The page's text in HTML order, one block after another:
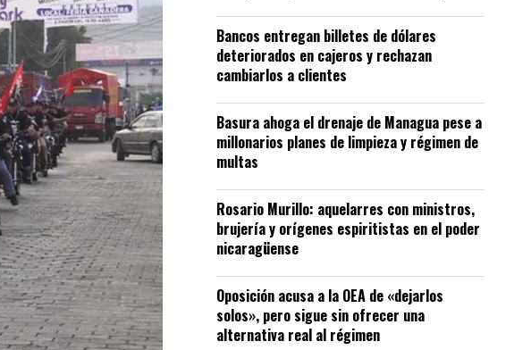
Bancos entregan billetes de dólares
deteriorados en cajeros y rechazan
cambiarlos a clientes
Basura ahoga el drenaje de Managua pese a
millonarios planes de limpieza y régimen de
multas
Rosario Murillo: aquelarres con ministros,
brujería y orígenes espiritistas en el poder
nicaragüense
Oposición acusa a la OEA de «dejarlos
solos», pero sigue sin ofrecer una
alternativa real al régimen